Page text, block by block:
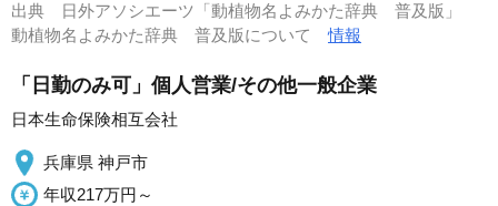
出典
日外アソシエーツ「動植物名よみかた辞典 普及版」
動植物名よみかた辞典 普及版について情報
「日勤のみ可」個人営業/その他一般企業
日本生命保険相互会社
兵庫県 神戸市
年収217万円～